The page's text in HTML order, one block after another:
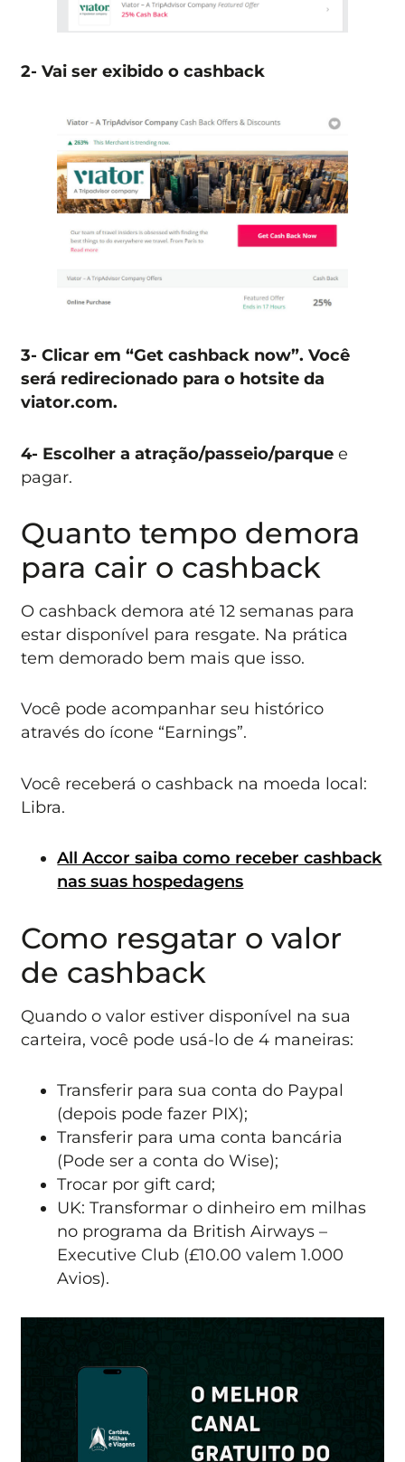
2- Vai ser exibido o cashback
3- Clicar em “Get cashback now”. Você
será redirecionado para o hotsite da
viator.com.
4- Escolher a atração/passeio/parque e
pagar.
Quanto tempo demora
para cair o cashback
O cashback demora até 12 semanas para
estar disponível para resgate. Na prática
tem demorado bem mais que isso.
Você pode acompanhar seu histórico
através do ícone “Earnings”.
Você receberá o cashback na moeda local:
Libra.
All Accor saiba como receber cashback
nas suas hospedagens
Como resgatar o valor
de cashback
Quando o valor estiver disponível na sua
carteira, você pode usá-lo de 4 maneiras:
Transferir para sua conta do Paypal
(depois pode fazer PIX);
Transferir para uma conta bancária
(Pode ser a conta do Wise);
Trocar por gift card;
UK: Transformar o dinheiro em milhas
no programa da British Airways –
Executive Club (£10.00 valem 1.000
Avios).